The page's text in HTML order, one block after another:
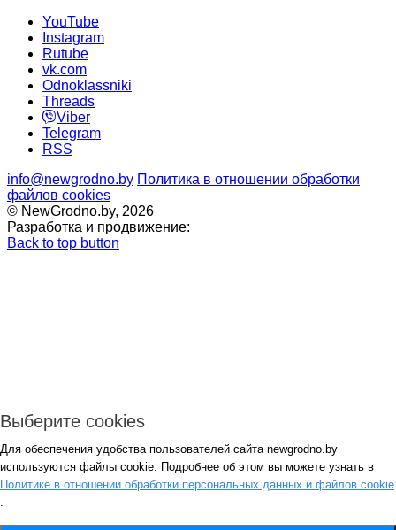
YouTube
Instagram
Rutube
vk.com
Odnoklassniki
Threads
Viber
Telegram
RSS
info@newgrodno.by Политика в отношении обработки
файлов cookies
© NewGrodno.by, 2026
Разработка и продвижение:
Back to top button
Авторизация
*
Запомнить
Выберите cookies
Для обеспечения удобства пользователей сайта newgrodno.by
используются файлы cookie. Подробнее об этом вы можете узнать в
Политике в отношении обработки персональных данных и файлов cookie
.